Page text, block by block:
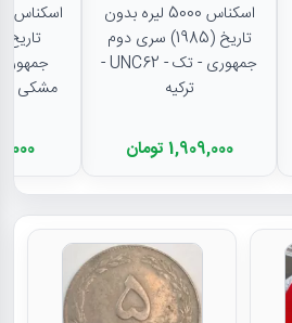
اسکناس 5000 لیره بدون
تاریخ (1985) سری دوم
جمهوری - تک - UNC62 -
ترکیه
1,909,000 تومان